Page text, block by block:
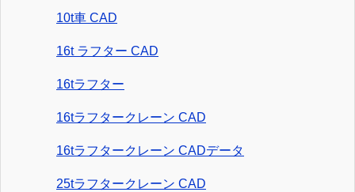
10t車 CAD
16t ラフター CAD
16tラフター
16tラフタークレーン CAD
16tラフタークレーン CADデータ
25tラフタークレーン CAD